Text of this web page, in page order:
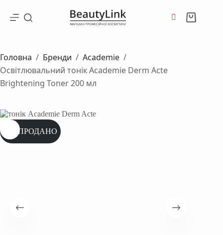
вмісту
Кошик
Головна / Бренди / Academie /
Освітлювальний тонік Academie Derm Acte
Brightening Toner 200 мл
РОЗПРОДАНО